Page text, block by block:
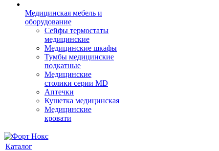
Медицинская мебель и
оборудование
Сейфы термостаты
медицинские
Медицинские шкафы
Тумбы медицинские
подкатные
Медицинские
столики серии MD
Аптечки
Кушетка медицинская
Медицинские
кровати
Каталог